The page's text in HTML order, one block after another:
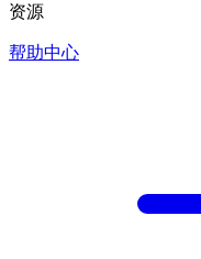
资源
帮助中心